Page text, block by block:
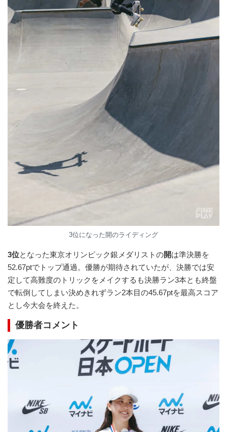
3位になった開のライディング
3位となった東京オリンピック銀メダリストの開は準決勝を
52.67ptでトップ通過。優勝が期待されていたが、決勝では安
定して高難度のトリックをメイクするも決勝ラン3本とも終盤
で転倒してしまい決めきれずラン2本目の45.67ptを最高スコア
とし今大会を終えた。
優勝者コメント